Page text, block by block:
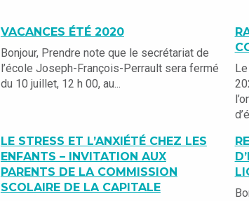
VACANCES ÉTÉ 2020
Bonjour, Prendre note que le secrétariat de
l’école Joseph-François-Perrault sera fermé
du 10 juillet, 12 h 00, au...
LE STRESS ET L’ANXIÉTÉ CHEZ LES
ENFANTS – INVITATION AUX
PARENTS DE LA COMMISSION
SCOLAIRE DE LA CAPITALE